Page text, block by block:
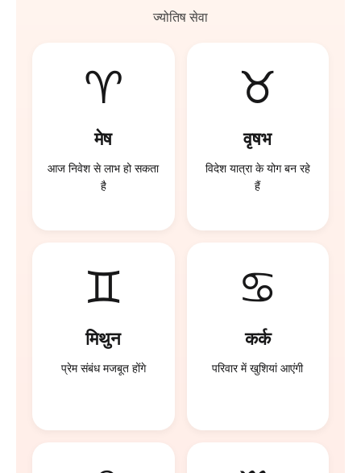
ज्योतिष सेवा
♈
मेष
आज निवेश से लाभ हो सकता
है
♉
वृषभ
विदेश यात्रा के योग बन रहे
हैं
♊
मिथुन
प्रेम संबंध मजबूत होंगे
♋
कर्क
परिवार में खुशियां आएंगी